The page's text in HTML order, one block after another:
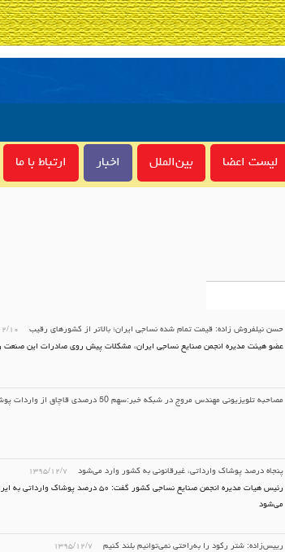
لیست اعضا بین‌الملل اخبار ارتباط با ما
حسن نیلفروش زاده: قیمت تمام شده نساجی ایران؛ بالاتر از کشورهای رقیب‎
عضو هیئت مدیره انجمن صنایع نساجی ایران، مشکلات پیش روی صادرات این
مصاحبه تلویزیونی مهندس مروج در شبکه خبر:سهم 50 درصدی قاچاق از واردات پوشاک به کشور
پنجاه درصد پوشاک وارداتی، غیرقانونی به کشور وارد می‌شود ۱۳۹۵/۱۲/۷
رئیس هیات مدیره انجمن صنایع نساجی کشور
می‌شود
رییس‌زاده: شتر رکود را به‌راحتی نمی‌توانیم بلند کنیم ۱۳۹۵/۱۲/۷